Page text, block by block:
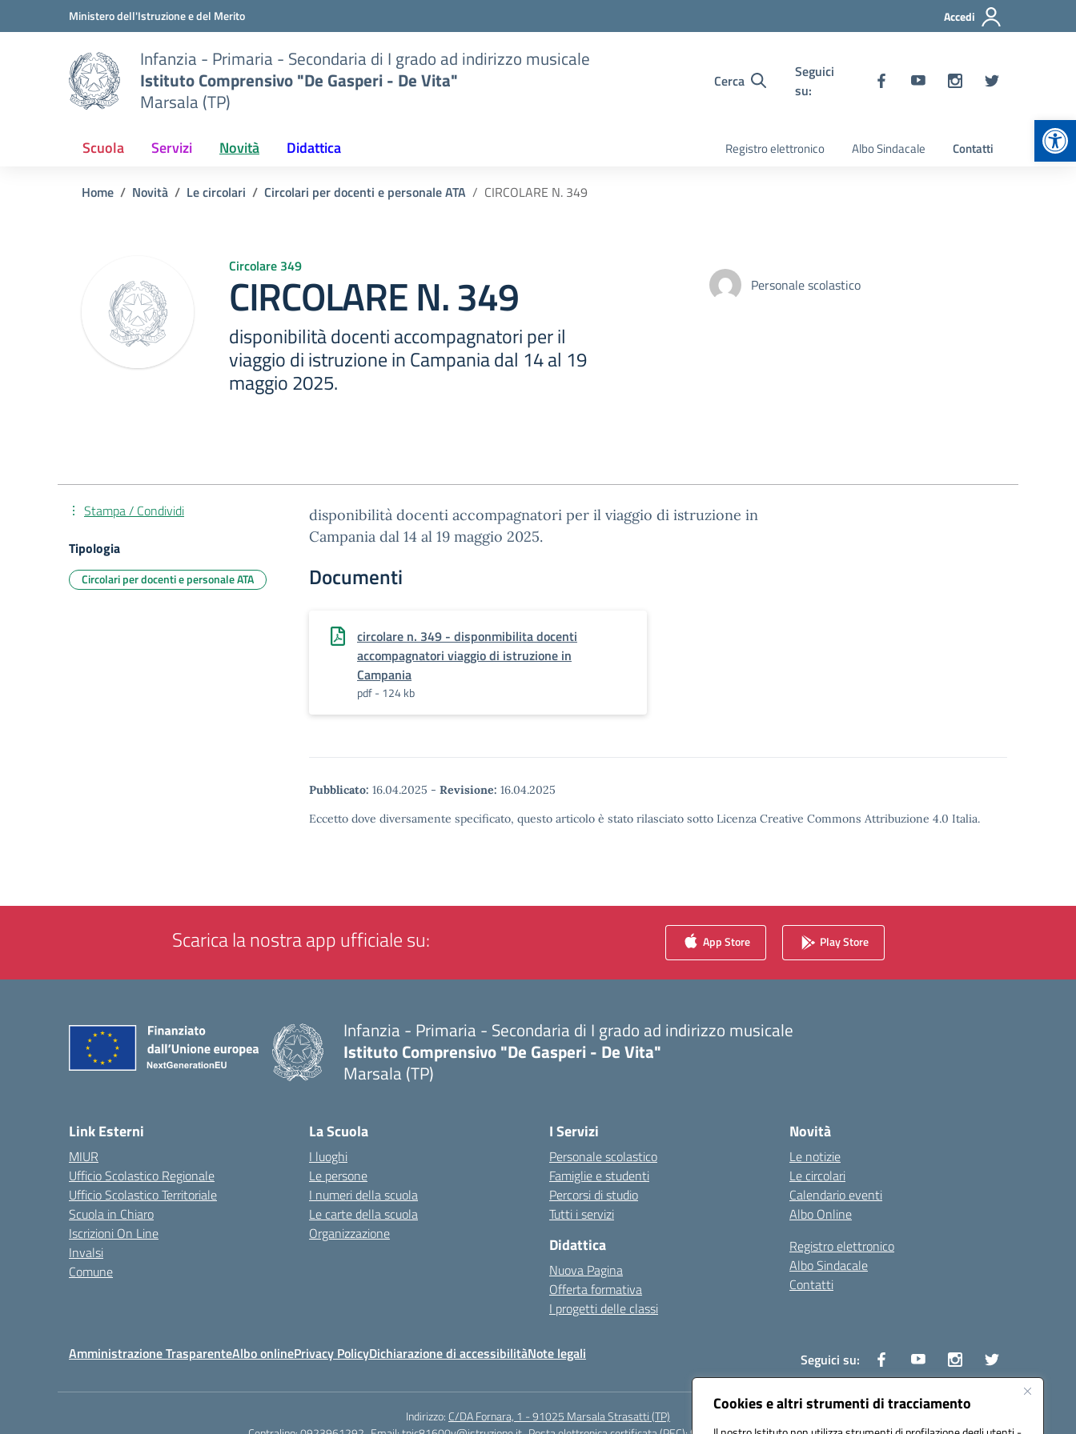
Cookies e altri strumenti di tracciamento
Vai ai contenuti
Vai al menu di navigazioneMinistero dell'Istruzione e del Merito Accedi
Infanzia - Primaria - Secondaria di I grado ad indirizzo musicale
Istituto Comprensivo "De Gasperi - De Vita"
Marsala (TP)
Cerca
Seguici
su:
Scuola Servizi Novità Didattica Registro elettronico Albo Sindacale Contatti
Home Novità Le circolari Circolari per docenti e personale ATA CIRCOLARE N. 349
Circolare 349
CIRCOLARE N. 349
disponibilità docenti accompagnatori per il
viaggio di istruzione in Campania dal 14 al 19
maggio 2025.
Personale scolastico
disponibilità docenti accompagnatori per il viaggio di istruzione in
Campania dal 14 al 19 maggio 2025.
Documenti
circolare n. 349 - disponmibilita docenti
accompagnatori viaggio di istruzione in
Campania
pdf - 124 kb
Pubblicato: 16.04.2025 - Revisione: 16.04.2025
Eccetto dove diversamente specificato, questo articolo è stato rilasciato sotto Licenza Creative Commons Attribuzione 4.0 Italia.
Stampa / Condividi
Tipologia
Circolari per docenti e personale ATA
Scarica la nostra app ufficiale su: App Store Play Store
Infanzia - Primaria - Secondaria di I grado ad indirizzo musicale
Istituto Comprensivo "De Gasperi - De Vita"
Marsala (TP)
Link Esterni
MIUR
Ufficio Scolastico Regionale
Ufficio Scolastico Territoriale
Scuola in Chiaro
Iscrizioni On Line
Invalsi
Comune
La Scuola
I luoghi
Le persone
I numeri della scuola
Le carte della scuola
Organizzazione
I Servizi
Personale scolastico
Famiglie e studenti
Percorsi di studio
Tutti i servizi
Didattica
Nuova Pagina
Offerta formativa
I progetti delle classi
Novità
Le notizie
Le circolari
Calendario eventi
Albo Online
Registro elettronico
Albo Sindacale
Contatti
Amministrazione TrasparenteAlbo onlinePrivacy PolicyDichiarazione di accessibilitàNote legali Seguici su:
Indirizzo: C/DA Fornara, 1 - 91025 Marsala Strasatti (TP)